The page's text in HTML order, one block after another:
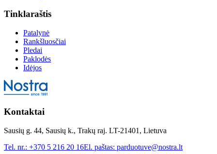
Tinklaraštis
Patalynė
Rankšluosčiai
Pledai
Paklodės
Idėjos
Kontaktai
Sausių g. 44, Sausių k., Trakų raj. LT-21401, Lietuva
Tel. nr.: +370 5 216 20 16El. paštas: parduotuve@nostra.lt